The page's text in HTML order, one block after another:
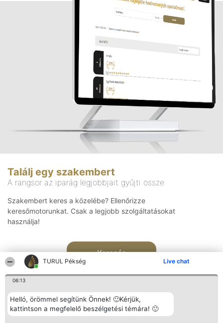
TURUL Pékség Live chat
06:13
Helló, örömmel segítünk Önnek! 🙂Kérjük,
kattintson a megfelelő beszélgetési témára! 🙂
Találj egy szakembert
A rangsor az iparág legjobbjait gyűjti össze
Szakembert keres a közelébe? Ellenőrizze
keresőmotorunkat. Csak a legjobb szolgáltatásokat
használja!
Keresés